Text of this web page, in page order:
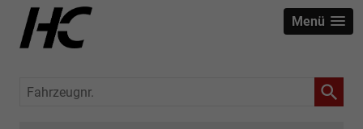
Menü
Fahrzeugnr.